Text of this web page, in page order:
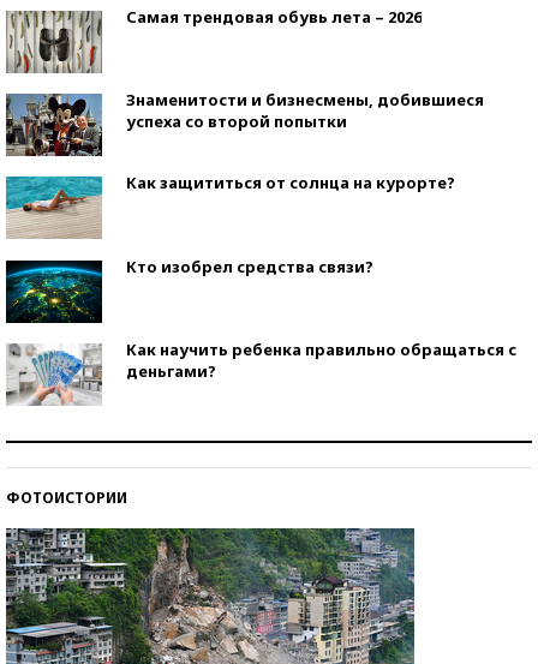
Самая трендовая обувь лета – 2026
Знаменитости и бизнесмены, добившиеся
успеха со второй попытки
Как защититься от солнца на курорте?
Кто изобрел средства связи?
Как научить ребенка правильно обращаться с
деньгами?
ФОТОИСТОРИИ